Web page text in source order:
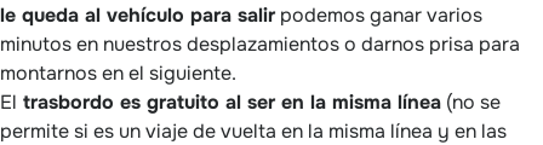
le queda al vehículo para salirpodemos ganar varios
minutos en nuestros desplazamientos o darnos prisa para
montarnos en el siguiente.
El trasbordo es gratuito al ser en la misma línea (no se
permite si es un viaje de vuelta en la misma línea y en las